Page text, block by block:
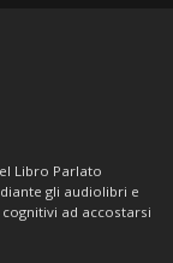
Libro Parlato
gli audiolibri e
ad accostarsi